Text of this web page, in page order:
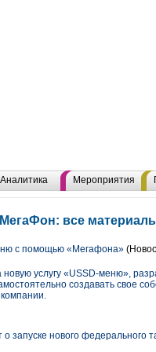
Аналитика Мероприятия
все
с помощью «Мегафона»
услугу «USSD-меню»,
создавать свое
компании.
запуске нового федерального